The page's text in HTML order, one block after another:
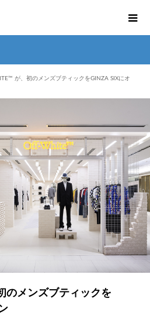
が、初のメンズブティックをGINZA SIXにオ
メンズブティックを